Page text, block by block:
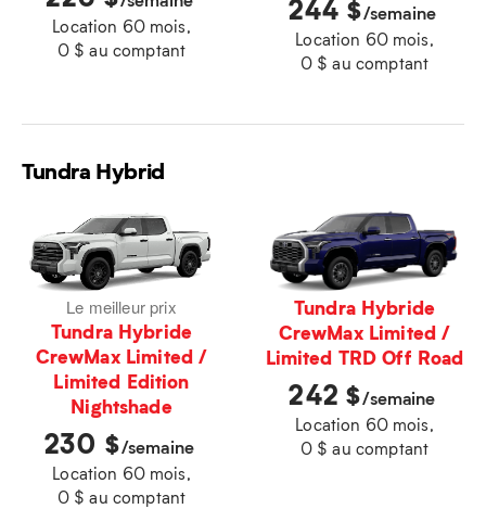
Location 60 mois,
0 $ au comptant
244 $/semaine
Location 60 mois,
0 $ au comptant
Tundra Hybrid
Le meilleur prix
Tundra Hybride
CrewMax Limited /
Limited Edition
Nightshade
230 $/semaine
Location 60 mois,
0 $ au comptant
Tundra Hybride
CrewMax Limited /
Limited TRD Off Road
242 $/semaine
Location 60 mois,
0 $ au comptant